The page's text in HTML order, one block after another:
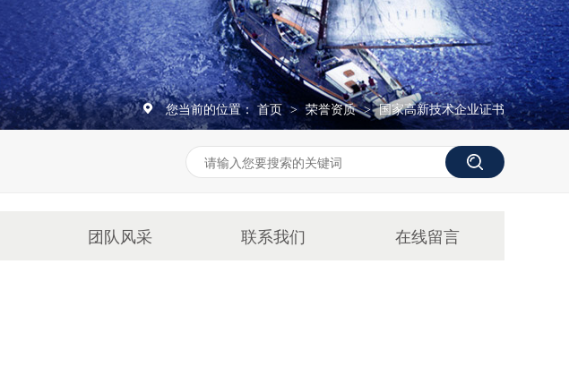
您当前的位置： 首页 > 荣誉资质 > 国家高新技术企业证书
团队风采 联系我们 在线留言